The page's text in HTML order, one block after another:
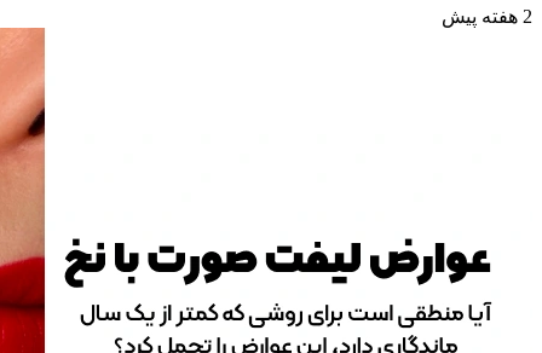
2 هفته پیش